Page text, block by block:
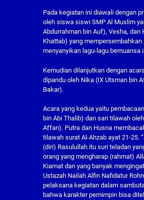
Pada kegiatan ini diawali dengan
oleh siswa siswi SMP Al Muslim
Abdurrahman bin Auf), Vesha, dan
Khattab) yang
menyanyikan lagu-lagu bernuansa
Kemudian dilanjutkan dengan
dipandu oleh Nika (IX Utsman bin
Bakar).
Acara yang kedua yaitu
bin Abi Thalib) dan sari tilawah
Affan). Putra dan Husna
tilawah surat Al-Ahzab ayat 21-25.
(diri) Rasulullah itu suri teladan
orang yang mengharap (rahmat)
Kiamat dan yang banyak
Ustazah Nailah Alfin Nafidatur
pelaksana kegiatan dalam
bahwa karakter pemimpin bisa